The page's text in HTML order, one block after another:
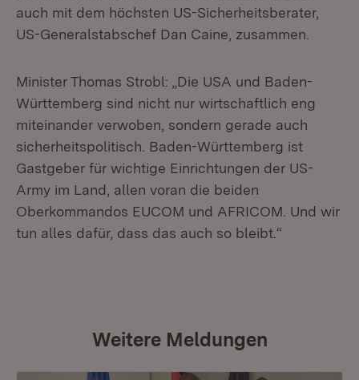
auch mit dem höchsten US-Sicherheitsberater,
US-Generalstabschef Dan Caine, zusammen.
Minister Thomas Strobl: „Die USA und Baden-
Württemberg sind nicht nur wirtschaftlich eng
miteinander verwoben, sondern gerade auch
sicherheitspolitisch. Baden-Württemberg ist
Gastgeber für wichtige Einrichtungen der US-
Army im Land, allen voran die beiden
Oberkommandos EUCOM und AFRICOM. Und wir
tun alles dafür, dass das auch so bleibt.“
Weitere Meldungen